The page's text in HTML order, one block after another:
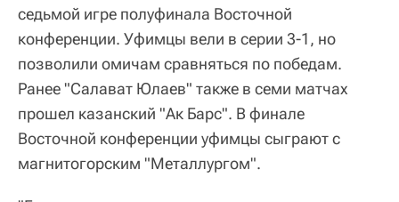
седьмой игре полуфинала Восточной
конференции. Уфимцы вели в серии 3-1, но
позволили омичам сравняться по победам.
Ранее "Салават Юлаев" также в семи матчах
прошел казанский "Ак Барс". В финале
Восточной конференции уфимцы сыграют с
магнитогорским "Металлургом".